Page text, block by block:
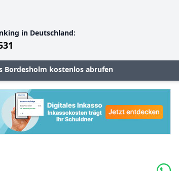
in Deutschland:
Bordesholm kostenlos abrufen